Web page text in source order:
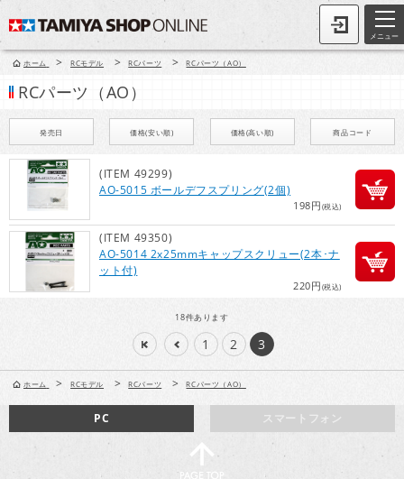
メニュー
ホーム > RCモデル > RCパーツ > RCパーツ（AO）
RCパーツ（AO）
発売日 価格(安い順) 価格(高い順) 商品コード
(ITEM 49299)
AO-5015 ボールデフスプリング(2個)
198円(税込)
(ITEM 49350)
AO-5014 2x25mmキャップスクリュー(2本･ナ
ット付)
220円(税込)
18件あります
1 2 3
ホーム > RCモデル > RCパーツ > RCパーツ（AO）
スマートフォン
PC